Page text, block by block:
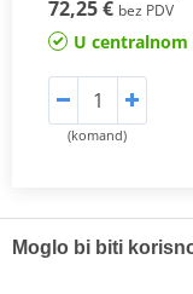
72,25 € bez PDV
U
(komand)
Moglo bi biti